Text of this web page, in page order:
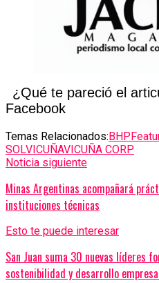
¿Qué te pareció el
Facebook
Temas Relacionados:BHP
SOLVICUÑAVICUÑA CORP
Noticia siguiente
Minas Argentinas acompañará
instituciones técnicas
Esto te puede interesar
San Juan suma 30 nuevas líderes
sostenibilidad y desarrollo